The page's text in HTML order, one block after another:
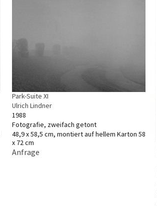
Park-Suite XI
Ulrich Lindner
1988
Fotografie, zweifach getont
48,9 x 58,5 cm, montiert auf hellem Karton 58
x 72 cm
Anfrage